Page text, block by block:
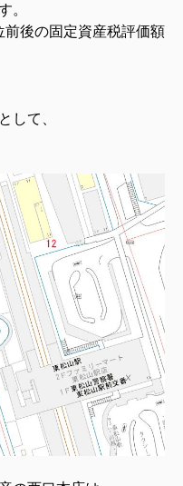
。
前後の固定資産税評価額
して、